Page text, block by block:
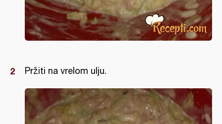
Pržiti na vrelom ulju.